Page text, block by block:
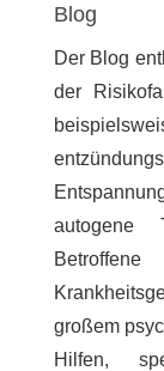
Blog
Der Blog
der
autogene
großem
Hilfen,